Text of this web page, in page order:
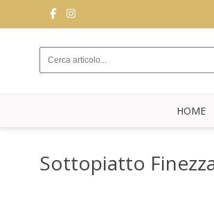
ARREDI
HOME
Sottopiatto